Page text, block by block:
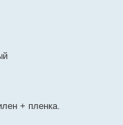
+ пленка.